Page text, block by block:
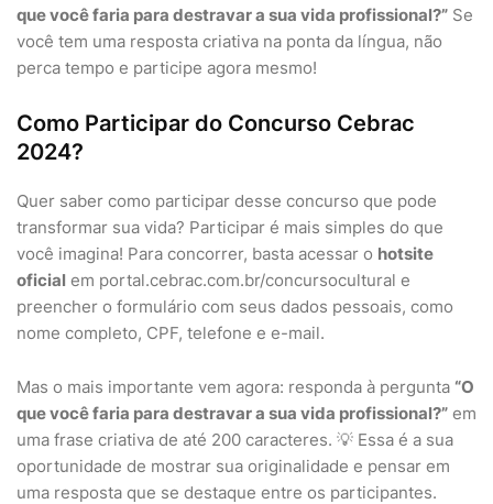
que você faria para destravar a sua vida profissional?” Se
você tem uma resposta criativa na ponta da língua, não
perca tempo e participe agora mesmo!
Como Participar do Concurso Cebrac
2024?
Quer saber como participar desse concurso que pode
transformar sua vida? Participar é mais simples do que
você imagina! Para concorrer, basta acessar o hotsite
oficial em portal.cebrac.com.br/concursocultural e
preencher o formulário com seus dados pessoais, como
nome completo, CPF, telefone e e-mail.
Mas o mais importante vem agora: responda à pergunta “O
que você faria para destravar a sua vida profissional?” em
uma frase criativa de até 200 caracteres. 💡 Essa é a sua
oportunidade de mostrar sua originalidade e pensar em
uma resposta que se destaque entre os participantes.